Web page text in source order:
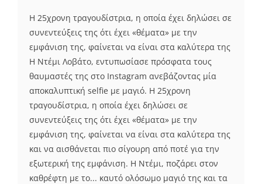
Η 25χρονη τραγουδίστρια, η οποία έχει δηλώσει σε
συνεντεύξεις της ότι έχει «θέματα» με την
εμφάνιση της, φαίνεται να είναι στα καλύτερα της
Η Ντέμι Λοβάτο, εντυπωσίασε πρόσφατα τους
θαυμαστές της στο Instagram ανεβάζοντας μία
αποκαλυπτική selfie με μαγιό. Η 25χρονη
τραγουδίστρια, η οποία έχει δηλώσει σε
συνεντεύξεις της ότι έχει «θέματα» με την
εμφάνιση της, φαίνεται να είναι στα καλύτερα της
και να αισθάνεται πιο σίγουρη από ποτέ για την
εξωτερική της εμφάνιση. Η Ντέμι, ποζάρει στον
καθρέφτη με το... καυτό ολόσωμο μαγιό της και τα